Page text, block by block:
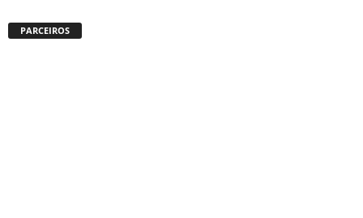
PARCEIROS